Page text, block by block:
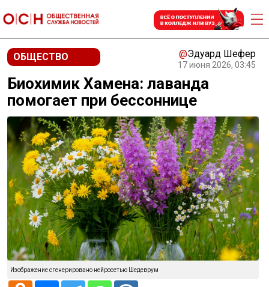
ОБЩЕСТВО @Эдуард Шефер
17 июня 2026, 03:45
Биохимик Хамена: лаванда
помогает при бессоннице
Изображение сгенерировано нейросетью Шедеврум